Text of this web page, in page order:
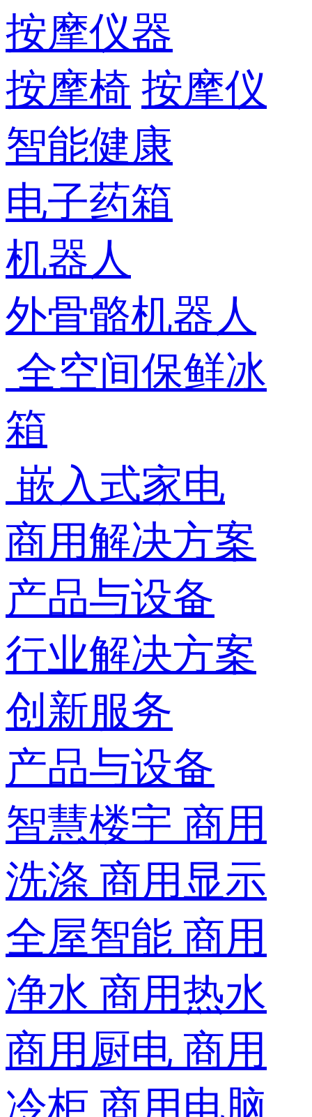
按摩仪器
按摩椅 按摩仪
智能健康
电子药箱
机器人
外骨骼机器人
全空间保鲜冰
箱
嵌入式家电
商用解决方案
产品与设备
行业解决方案
创新服务
产品与设备
智慧楼宇 商用
洗涤 商用显示
全屋智能 商用
净水 商用热水
商用厨电 商用
冷柜 商用电脑